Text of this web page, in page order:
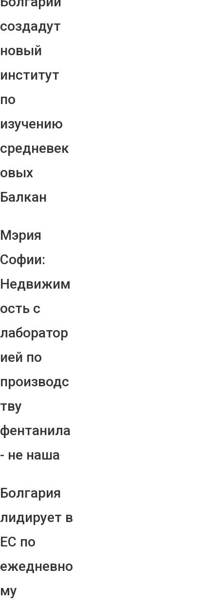
создадут
новый
институт
по
изучению
средневек
овых
Балкан
Мэрия
Софии:
Недвижим
ость с
лаборатор
ией по
производс
тву
фентанила
- не наша
Болгария
лидирует в
ЕС по
ежедневно
му